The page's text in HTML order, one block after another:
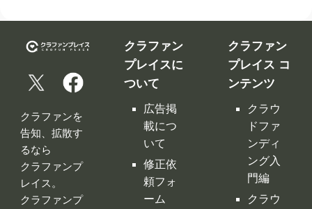
クラファンを
告知、拡散す
るなら
クラファンプ
レイス。
クラファンプ
クラファン
プレイスに
ついて
広告掲
載につ
いて
修正依
頼フォ
ーム
クラファン
プレイス コ
ンテンツ
クラウ
ドファ
ンディ
ング入
門編
クラウ